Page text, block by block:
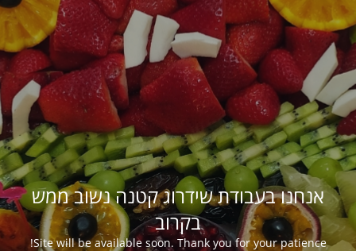
אנחנו בעבודת שידרוג קטנה נשוב ממש
בקרוב
Site will be available soon. Thank you for your patience!